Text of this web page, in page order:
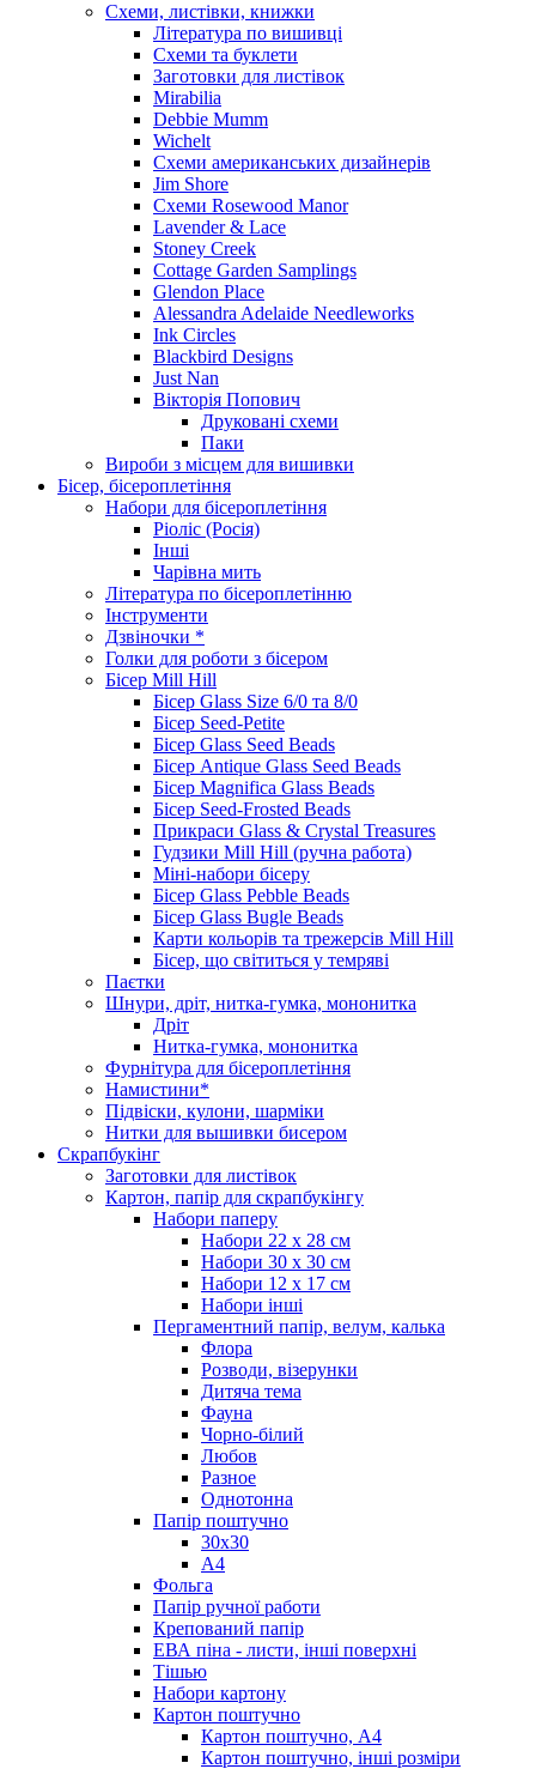
Схеми, листівки, книжки
Література по вишивці
Схеми та буклети
Заготовки для листівок
Mirabilia
Debbie Mumm
Wichelt
Схеми американських дизайнерів
Jim Shore
Cхеми Rosewood Manor
Lavender & Lace
Stoney Creek
Cottage Garden Samplings
Glendon Place
Alessandra Adelaide Needleworks
Ink Circles
Blackbird Designs
Just Nan
Вікторія Попович
Друковані схеми
Паки
Вироби з місцем для вишивки
Бісер, бісероплетіння
Набори для бісероплетіння
Ріоліс (Росія)
Інші
Чарівна мить
Література по бісероплетінню
Інструменти
Дзвіночки *
Голки для роботи з бісером
Бісер Mill Hill
Бісер Glass Size 6/0 та 8/0
Бісер Seed-Petite
Бісер Glass Seed Beads
Бісер Antique Glass Seed Beads
Бісер Magnifica Glass Beads
Бісер Seed-Frosted Beads
Прикраси Glass & Crystal Treasures
Гудзики Mill Hill (ручна работа)
Міні-набори бісеру
Бісер Glass Pebble Beads
Бісер Glass Bugle Beads
Карти кольорів та трежерсів Mill Hill
Бісер, що світиться у темряві
Паєтки
Шнури, дріт, нитка-гумка, мононитка
Дріт
Нитка-гумка, мононитка
Фурнітура для бісероплетіння
Намистини*
Підвіски, кулони, шарміки
Нитки для вышивки бисером
Скрапбукінг
Заготовки для листівок
Картон, папір для скрапбукінгу
Набори паперу
Набори 22 х 28 см
Набори 30 х 30 см
Набори 12 х 17 см
Набори інші
Пергаментний папір, велум, калька
Флора
Розводи, візерунки
Дитяча тема
Фауна
Чорно-білий
Любов
Разное
Однотонна
Папір поштучно
30х30
А4
Фольга
Папір ручної работи
Крепований папір
ЕВА піна - листи, інші поверхні
Тішью
Набори картону
Картон поштучно
Картон поштучно, А4
Картон поштучно, інші розміри